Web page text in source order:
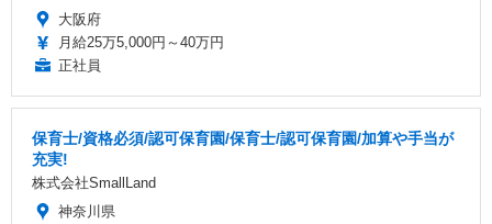
大阪府
月給25万5,000円～40万円
正社員
保育士/資格必須/認可保育園/保育士/認可保育園/加算や手当が
充実!
株式会社SmallLand
神奈川県